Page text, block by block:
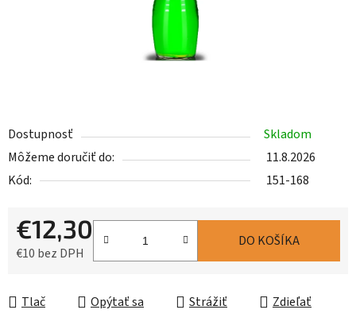
Dostupnosť
Skladom
Môžeme doručiť do:
11.8.2026
Kód:
151-168
€12,30
€10 bez DPH
DO KOŠÍKA
Tlač Opýtať sa Strážiť Zdieľať